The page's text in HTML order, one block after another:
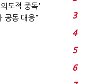
도적 중독'
공동 대응"
3
4
5
6